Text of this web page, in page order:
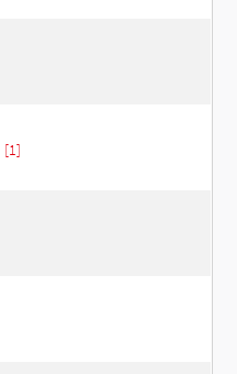
[1]